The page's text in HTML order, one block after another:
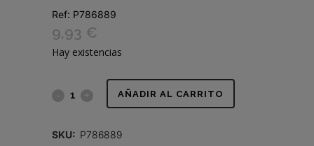
Ref: P786889
9,93 €
Hay existencias
FILTRO AÑADIR AL CARRITO
SKU: P786889